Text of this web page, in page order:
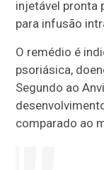
injetável pronta
para infusão
O remédio é
psoriásica,
Segundo ao
comparado ao